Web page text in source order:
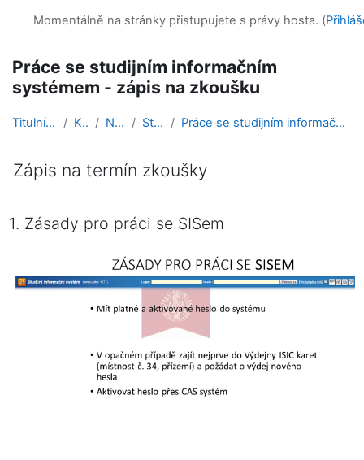
Online kurzy
Momentálně na stránky přistupujete s právy hosta. (
Práce se studijním informačním
systémem - zápis na zkoušku
Titulní stránka Kurzy Návody Student Práce se studijním informačním systémem - zápis na...
Zápis na termín zkoušky
1. Zásady pro práci se SISem